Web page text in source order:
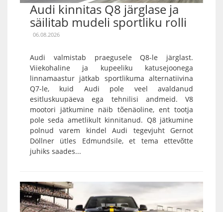
Audi kinnitas Q8 järglase ja
säilitab mudeli sportliku rolli
06.08.2026
Audi valmistab praegusele Q8-le järglast.
Viiekohaline ja kupeeliku katusejoonega
linnamaastur jätkab sportlikuma alternatiivina
Q7-le, kuid Audi pole veel avaldanud
esitluskuupäeva ega tehnilisi andmeid. V8
mootori jätkumine näib tõenäoline, ent tootja
pole seda ametlikult kinnitanud. Q8 jätkumine
polnud varem kindel Audi tegevjuht Gernot
Döllner ütles Edmundsile, et tema ettevõtte
juhiks saades...